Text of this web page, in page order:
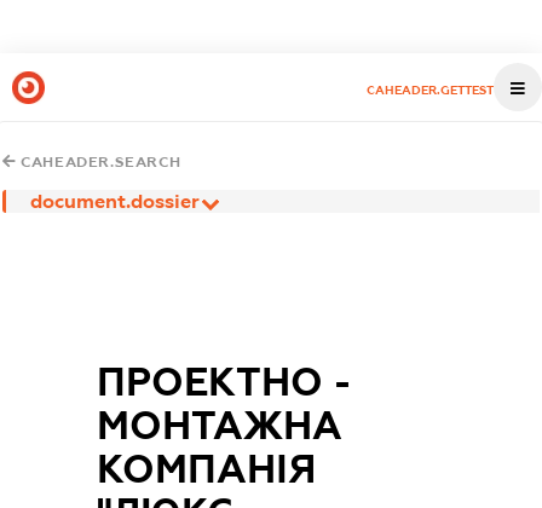
CAHEADER.GETTEST
CAHEADER.SEARCH
document.dossier
ПРОЕКТНО -
МОНТАЖНА
КОМПАНІЯ